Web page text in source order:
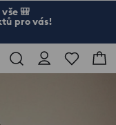
🎒
pro vás!